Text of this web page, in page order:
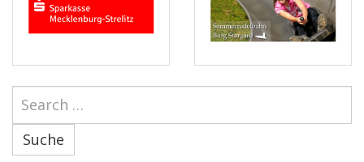
Suche